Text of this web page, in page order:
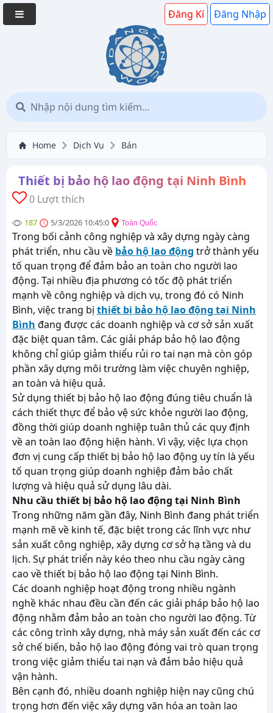
Đăng Kí Đăng Nhập
Home Dịch Vụ Bán
Thiết bị bảo hộ lao động tại Ninh Bình
0 Lượt thích
187 5/3/2026 10:45:0 Toàn Quốc
Trong bối cảnh công nghiệp và xây dựng ngày càng
phát triển, nhu cầu về bảo hộ lao động trở thành yếu
tố quan trọng để đảm bảo an toàn cho người lao
động. Tại nhiều địa phương có tốc độ phát triển
mạnh về công nghiệp và dịch vụ, trong đó có Ninh
Bình, việc trang bị thiết bị bảo hộ lao động tại Ninh
Bình đang được các doanh nghiệp và cơ sở sản xuất
đặc biệt quan tâm. Các giải pháp bảo hộ lao động
không chỉ giúp giảm thiểu rủi ro tai nạn mà còn góp
phần xây dựng môi trường làm việc chuyên nghiệp,
an toàn và hiệu quả.
Sử dụng thiết bị bảo hộ lao động đúng tiêu chuẩn là
cách thiết thực để bảo vệ sức khỏe người lao động,
đồng thời giúp doanh nghiệp tuân thủ các quy định
về an toàn lao động hiện hành. Vì vậy, việc lựa chọn
đơn vị cung cấp thiết bị bảo hộ lao động uy tín là yếu
tố quan trọng giúp doanh nghiệp đảm bảo chất
lượng và hiệu quả sử dụng lâu dài.
Nhu cầu thiết bị bảo hộ lao động tại Ninh Bình
Trong những năm gần đây, Ninh Bình đang phát triển
mạnh mẽ về kinh tế, đặc biệt trong các lĩnh vực như
sản xuất công nghiệp, xây dựng cơ sở hạ tầng và du
lịch. Sự phát triển này kéo theo nhu cầu ngày càng
cao về thiết bị bảo hộ lao động tại Ninh Bình.
Các doanh nghiệp hoạt động trong nhiều ngành
nghề khác nhau đều cần đến các giải pháp bảo hộ lao
động nhằm đảm bảo an toàn cho người lao động. Từ
các công trình xây dựng, nhà máy sản xuất đến các cơ
sở chế biến, bảo hộ lao động đóng vai trò quan trọng
trong việc giảm thiểu tai nạn và đảm bảo hiệu quả
vận hành.
Bên cạnh đó, nhiều doanh nghiệp hiện nay cũng chú
trọng hơn đến việc xây dựng văn hóa an toàn lao